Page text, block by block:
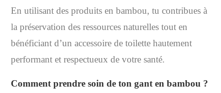
En utilisant des produits en bambou, tu contribues à
la préservation des ressources naturelles tout en
bénéficiant d’un accessoire de toilette hautement
performant et respectueux de votre santé.
Comment prendre soin de ton gant en bambou ?